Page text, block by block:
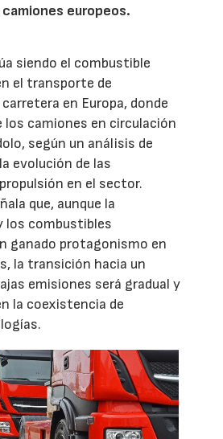
europeos.
siendo el combustible
el transporte de
en Europa, donde
los camiones en circulación
según un análisis de
evolución de las
en el sector.
que, aunque la
los combustibles
ganado protagonismo en
la transición hacia un
emisiones será gradual y
la coexistencia de